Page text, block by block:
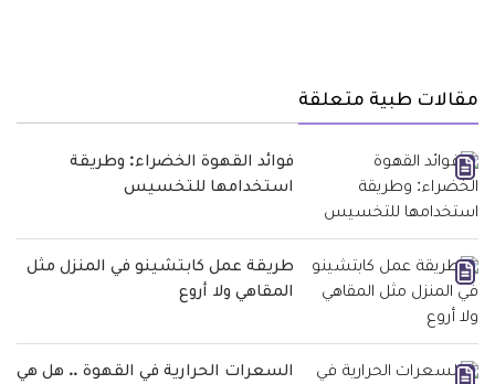
مقالات طبية متعلقة
فوائد القهوة الخضراء: وطريقة
استخدامها للتخسيس
طريقة عمل كابتشينو في المنزل مثل
المقاهي ولا أروع
السعرات الحرارية في القهوة .. هل هي